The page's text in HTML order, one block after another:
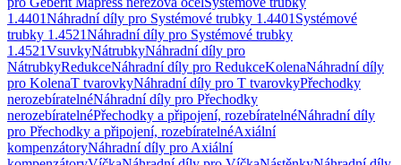
1.4401Náhradní díly pro Systémové trubky 1.4401 Systémové
trubky 1.4521Náhradní díly pro Systémové trubky
1.4521VsuvkyNátrubkyNáhradní díly pro
NátrubkyRedukceNáhradní díly pro RedukceKolenaNáhradní díly
pro KolenaT tvarovkyNáhradní díly pro T tvarovkyPřechodky
nerozebíratelnéNáhradní díly pro Přechodky
nerozebíratelnéPřechodky a připojení, rozebíratelnéNáhradní díly
pro Přechodky a připojení, rozebíratelnéAxiální
kompenzátoryNáhradní díly pro Axiální